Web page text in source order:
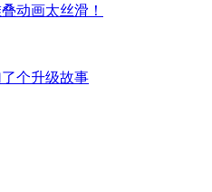
动画太丝滑！
个升级故事